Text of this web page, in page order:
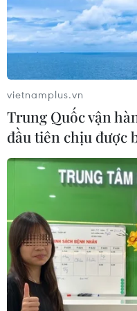
TIN CÙNG
Israel thử nghiệm
lúc căng thẳng khu
06/08/2026 11:17
vietnamplus.vn
Trung Quốc vận
đầu tiên chịu được